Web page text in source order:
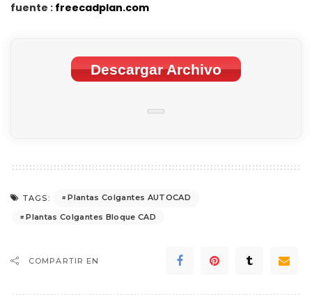
fuente : freecadplan.com
Descargar Archivo
TAGS:
Plantas Colgantes AUTOCAD
Plantas Colgantes Bloque CAD
COMPARTIR EN